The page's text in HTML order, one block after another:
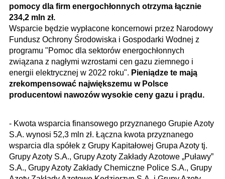
pomocy dla firm energochłonnych otrzyma łącznie
234,2 mln zł.
Wsparcie będzie wypłacone koncernowi przez Narodowy
Fundusz Ochrony Środowiska i Gospodarki Wodnej z
programu "Pomoc dla sektorów energochłonnych
związana z nagłymi wzrostami cen gazu ziemnego i
energii elektrycznej w 2022 roku". Pieniądze te mają
zrekompensować największemu w Polsce
producentowi nawozów wysokie ceny gazu i prądu.
- Kwota wsparcia finansowego przyznanego Grupie Azoty
S.A. wynosi 52,3 mln zł. Łączna kwota przyznanego
wsparcia dla spółek z Grupy Kapitałowej Grupa Azoty tj.
Grupy Azoty S.A., Grupy Azoty Zakłady Azotowe „Puławy”
S.A., Grupy Azoty Zakłady Chemiczne Police S.A., Grupy